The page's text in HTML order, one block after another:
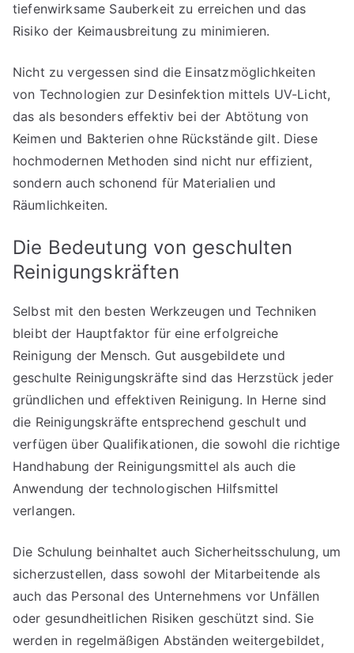
tiefenwirksame Sauberkeit zu erreichen und das
Risiko der Keimausbreitung zu minimieren.
Nicht zu vergessen sind die Einsatzmöglichkeiten
von Technologien zur Desinfektion mittels UV-Licht,
das als besonders effektiv bei der Abtötung von
Keimen und Bakterien ohne Rückstände gilt. Diese
hochmodernen Methoden sind nicht nur effizient,
sondern auch schonend für Materialien und
Räumlichkeiten.
Die Bedeutung von geschulten
Reinigungskräften
Selbst mit den besten Werkzeugen und Techniken
bleibt der Hauptfaktor für eine erfolgreiche
Reinigung der Mensch. Gut ausgebildete und
geschulte Reinigungskräfte sind das Herzstück jeder
gründlichen und effektiven Reinigung. In Herne sind
die Reinigungskräfte entsprechend geschult und
verfügen über Qualifikationen, die sowohl die richtige
Handhabung der Reinigungsmittel als auch die
Anwendung der technologischen Hilfsmittel
verlangen.
Die Schulung beinhaltet auch Sicherheitsschulung, um
sicherzustellen, dass sowohl der Mitarbeitende als
auch das Personal des Unternehmens vor Unfällen
oder gesundheitlichen Risiken geschützt sind. Sie
werden in regelmäßigen Abständen weitergebildet,